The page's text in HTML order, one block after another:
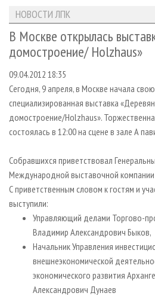
ЛЕСОЗАГОТОВКА
ЛЕСОПИЛЕНИЕ
СУШКА ДРЕВЕСИНЫ
ПРОИЗВОДСТВО ДРЕВЕСНЫХ
ДЕРЕВЯННОЕ ДОМОСТРОЕНИЕ
БИОЭНЕРГЕТИКА
ЦБП
ИНСТРУМЕНТ И МАТЕРИАЛЫ
НОВОСТИ ЛПК
НОВОСТИ ЖУРНАЛА
ПРОЕКТЫ ЛПИ
АНАЛИТИКА
ПРЕДПРИЯТИЯ ЛПК
ПЕРСОНЫ
МОБИЛЬНЫЕ ВЫСТАВКИ
ОФИЦИАЛЬНЫЕ ДЕЛЕГАЦИИ
RUSSIAN FORESTRY REVIEW
ГАЗЕТА ЛЕСПРОМФОРУМ
БИБЛИОТЕКА СПЕЦИАЛИСТА
АРХИВ
АРХИВ ЖУРНАЛОВ
О ЖУРНАЛЕ
ПОДПИСКА
КОНТАКТЫ
РЕКЛАМОДАТЕЛЯМ
РЕКЛАМА
РЕКЛАМА НА САЙТЕ
НОВОСТИ ЛПК
В Москве открылась
домостроение/ Holzhaus»
09.04.2012 18:35
Сегодня, 9 апреля, в Москве начала
специализированная выставка
домостроение/Holzhaus».
состоялась в 12:00 на сцене в залe А
Собравшихся приветствовал
Международной выставочной
С приветственным словом к гостям и
выступили:
Управляющий делами Торгово-
Владимир Александрович Быков,
Начальник Управления
внешнеэкономической
экономического развития
Александрович Дунаев